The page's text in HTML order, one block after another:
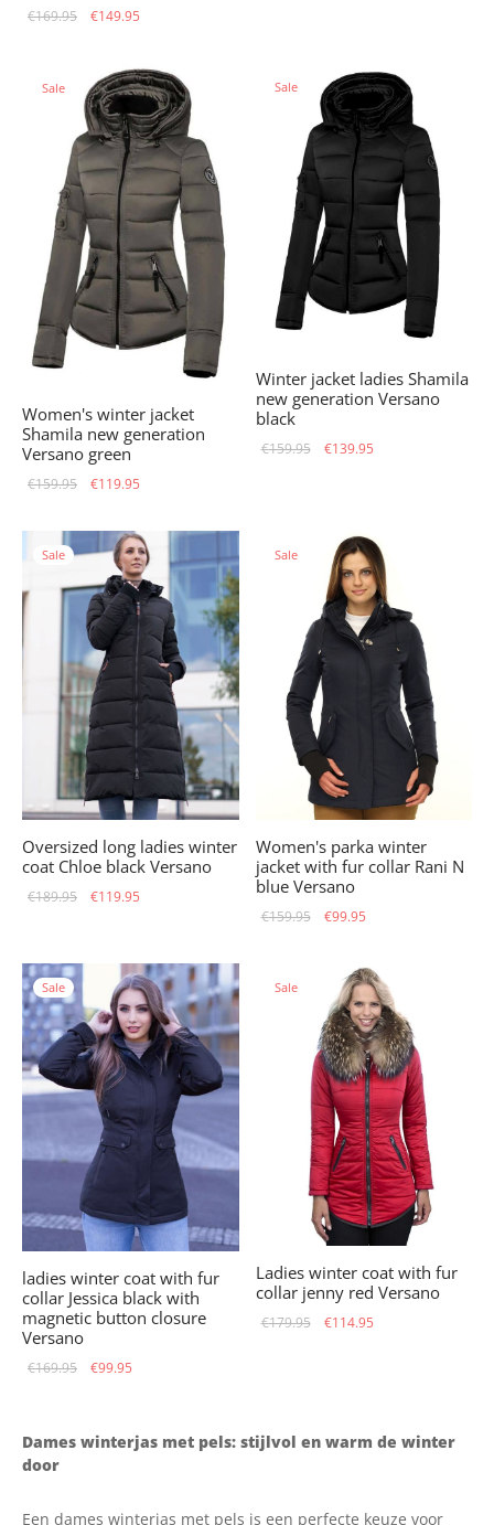
€169.95
Original
was:
€169.95.
€149.95
€149.95.
Sale
Women's winter jacket
Shamila new generation
Versano green
€159.95
Original
was:
€159.95.
€119.95
€119.95.
Sale
Winter jacket ladies Shamila
new generation Versano
black
€159.95
Original
€139.95
Sale
Oversized long ladies winter
coat Chloe black Versano
€189.95
Original
€189.95.
€119.95
Sale
Women's parka winter
jacket with fur collar Rani N
blue Versano
€159.95
Original
was:
€159.95.
€99.95
€99.95.
Sale
ladies winter coat with fur
collar Jessica black with
magnetic button closure
Versano
€169.95
Original
€169.95.
€99.95
Sale
Ladies winter coat with fur
collar jenny red Versano
€179.95
Original
€114.95
Dames winterjas met pels: stijlvol en warm de winter
door
Een dames winterjas met pels is een perfecte keuze voor